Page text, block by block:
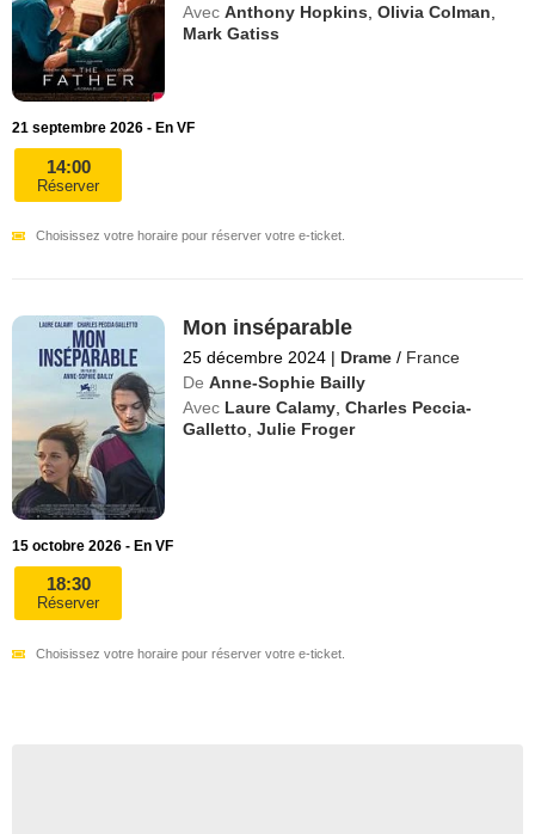
Avec Anthony Hopkins ,Olivia Colman
Mark Gatiss
21 septembre 2026 - En VF
14:00
Réserver
Choisissez votre horaire pour réserver votre e-ticket.
Mon inséparable
25 décembre 2024 | Drame / France
De Anne-Sophie Bailly
Avec Laure Calamy ,Charles Peccia-
Galletto ,Julie Froger
15 octobre 2026 - En VF
18:30
Réserver
Choisissez votre horaire pour réserver votre e-ticket.